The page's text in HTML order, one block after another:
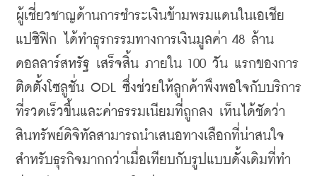
ผู้เชี่ยวชาญด้านการชำระเงินข้ามพรมแดนในเอเชีย
แปซิฟิก ได้ทำธุรกรรมทางการเงินมูลค่า 48 ล้าน
ดอลลาร์สหรัฐ เสร็จสิ้น ภายใน 100 วัน แรกของการ
ติดตั้งโซลูชั่น ODL
ซึ่งช่วยให้ลูกค้าพึงพอใจกับบริการ
ที่รวดเร็วขึ้นและค่าธรรมเนียมที่ถูกลง เห็นได้ชัดว่า
สินทรัพย์ดิจิทัลสามารถนำเสนอทางเลือกที่น่าสนใจ
สำหรับธุรกิจมากกว่าเมื่อเทียบกับรูปแบบดั้งเดิมที่ทำ